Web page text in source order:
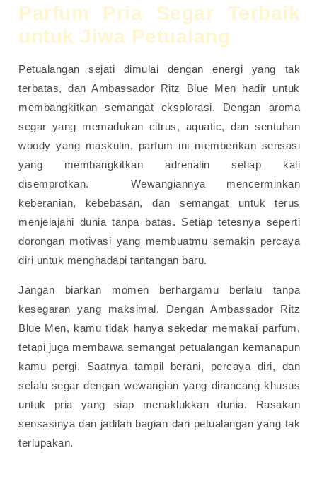
Parfum Pria Segar Terbaik
untuk Jiwa Petualang
Petualangan sejati dimulai dengan energi yang tak
terbatas, dan Ambassador Ritz Blue Men hadir untuk
membangkitkan semangat eksplorasi. Dengan aroma
segar yang memadukan citrus, aquatic, dan sentuhan
woody yang maskulin, parfum ini memberikan sensasi
yang membangkitkan adrenalin setiap kali
disemprotkan. Wewangiannya mencerminkan
keberanian, kebebasan, dan semangat untuk terus
menjelajahi dunia tanpa batas. Setiap tetesnya seperti
dorongan motivasi yang membuatmu semakin percaya
diri untuk menghadapi tantangan baru.
Jangan biarkan momen berhargamu berlalu tanpa
kesegaran yang maksimal. Dengan Ambassador Ritz
Blue Men, kamu tidak hanya sekedar memakai parfum,
tetapi juga membawa semangat petualangan kemanapun
kamu pergi. Saatnya tampil berani, percaya diri, dan
selalu segar dengan wewangian yang dirancang khusus
untuk pria yang siap menaklukkan dunia. Rasakan
sensasinya dan jadilah bagian dari petualangan yang tak
terlupakan.